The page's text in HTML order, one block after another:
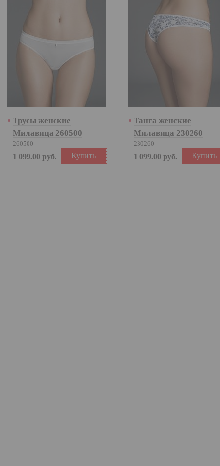
Трусы женские
Милавица 260500
260500
Купить
1 099.00 руб.
Танга женские
Милавица 230260
230260
Купить
1 099.00 руб.